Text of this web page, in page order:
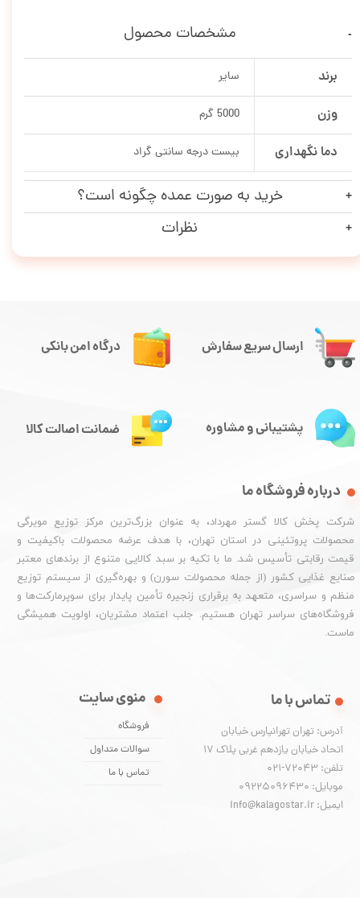
مشخصات محصول
برند سایر
وزن 5000 گرم
دما نگهداری بیست درجه سانتی گراد
خرید به صورت عمده چگونه است؟
نظرات
ارسال سریع سفارش
درباره فروشگاه ما
شرکت پخش کالا گستر مهرداد، به عنوان بزرگ‌ترین مرکز توزیع مویرگی
محصولات پروتئینی در استان تهران، با هدف عرضه محصولات باکیفیت و
قیمت رقابتی تأسیس شد. ما با تکیه بر سبد کالایی متنوع از برندهای معتبر
صنایع غذایی کشور (از جمله محصولات سورن) و بهره‌گیری از سیستم توزیع
منظم و سراسری، متعهد به برقراری زنجیره تأمین پایدار برای سوپرمارکت‌ها و
فروشگاه‌های سراسر تهران هستیم. جلب اعتماد مشتریان، اولویت همیشگی
ماست.
منوی سایت
فروشگاه
سوالات متداول
تماس با ما
تماس با ما
آدرس: تهران تهرانپارس خیابان
اتحاد خیابان یازدهم غربی پلاک ۱۷
تلفن: 72043-021
موبایل: 09225096430
ایمیل: info@kalagostar.ir
درگاه امن بانکی
پشتیبانی و مشاوره ضمانت اصالت کالا